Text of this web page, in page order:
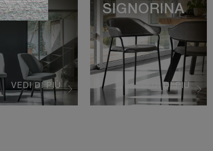
VEDI DI PIÙ VEDI DI PIÙ
SIGNORINA